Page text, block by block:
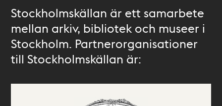
Stockholmskällan är ett samarbete
mellan arkiv, bibliotek och museer i
Stockholm. Partnerorganisationer
till Stockholmskällan är: